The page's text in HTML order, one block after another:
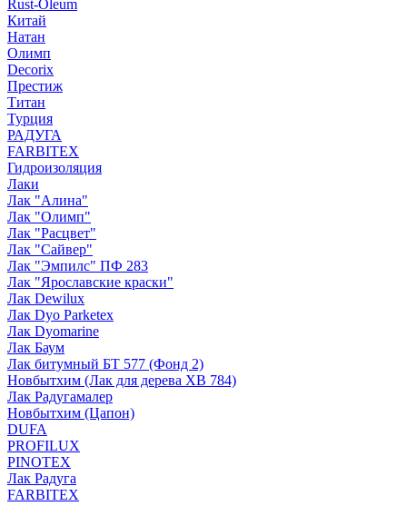
Rust-Oleum
Китай
Натан
Олимп
Decorix
Престиж
Титан
Турция
РАДУГА
FARBITEX
Гидроизоляция
Лаки
Лак "Алина"
Лак "Олимп"
Лак "Расцвет"
Лак "Сайвер"
Лак "Эмпилс" ПФ 283
Лак "Ярославские краски"
Лак Dewilux
Лак Dyo Parketex
Лак Dyomarine
Лак Баум
Лак битумный БТ 577 (Фонд 2)
Новбытхим (Лак для дерева ХВ 784)
Лак Радугамалер
Новбытхим (Цапон)
DUFA
PROFILUX
PINOTEX
Лак Радуга
FARBITEX